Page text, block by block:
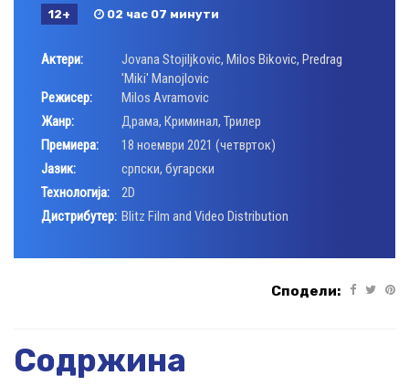
12+ 02 час 07 минути
Актери: Jovana Stojiljkovic, Milos Bikovic, Predrag
'Miki' Manojlovic
Режисер:
Milos Avramovic
Жанр:
Драма, Криминал, Трилер
Премиера:
18 ноември 2021 (четврток)
Јазик:
српски, бугарски
Технологија:
2D
Дистрибутер: Blitz Film and Video Distribution
Сподели:
Содржина